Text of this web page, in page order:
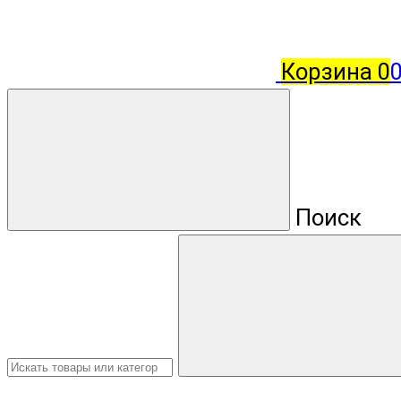
Корзина 0
Поиск